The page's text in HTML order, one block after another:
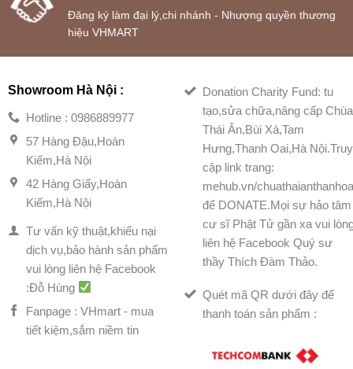
Đăng ký làm đại lý,chi nhánh - Nhượng quyền thương
hiệu VHMART
Showroom Hà Nội :
Hotline : 0986889977
57 Hàng Đậu,Hoàn
Kiếm,Hà Nội
42 Hàng Giấy,Hoàn
Kiếm,Hà Nội
Tư vấn kỹ thuật,khiếu nại
dịch vụ,bảo hành sản phẩm
vui lòng liên hệ Facebook
:Đỗ Hùng
Fanpage : VHmart - mua
tiết kiệm,sắm niềm tin
Donation Charity Fund: tu
tạo,sửa chữa,nâng cấp Chùa
Thái Ân,Bùi Xá,Tam
Hưng,Thanh Oai,Hà Nội.Truy
cập link trang:
mehub.vn/
để DONATE.Mọi sự hảo tâm
cư sĩ Phật Tử gần xa vui
liên hệ Facebook Quý sư
thầy Thích Đàm Thảo.
Quét mã QR dưới đây để
thanh toán sản phẩm :